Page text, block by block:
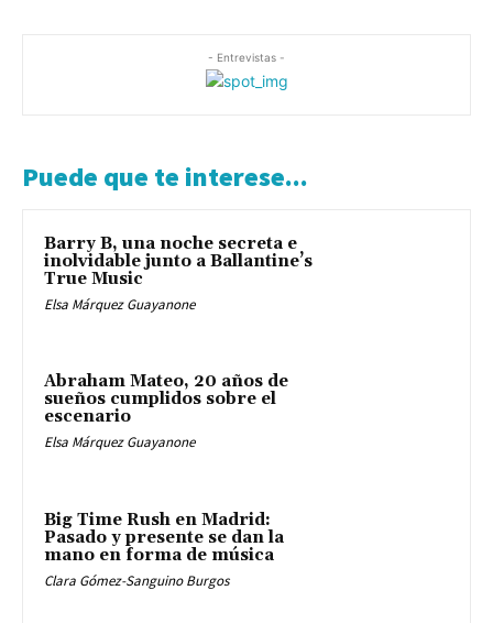
- Entrevistas -
Puede que te interese...
Barry B, una noche secreta e
inolvidable junto a Ballantine’s
True Music
Elsa Márquez Guayanone
Abraham Mateo, 20 años de
sueños cumplidos sobre el
escenario
Elsa Márquez Guayanone
Big Time Rush en Madrid:
Pasado y presente se dan la
mano en forma de música
Clara Gómez-Sanguino Burgos